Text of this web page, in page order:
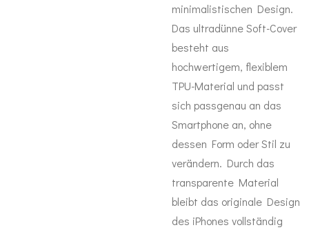
minimalistischen Design.
Das ultradünne Soft-Cover
besteht aus
hochwertigem, flexiblem
TPU-Material und passt
sich passgenau an das
Smartphone an, ohne
dessen Form oder Stil zu
verändern. Durch das
transparente Material
bleibt das originale Design
des iPhones vollständig